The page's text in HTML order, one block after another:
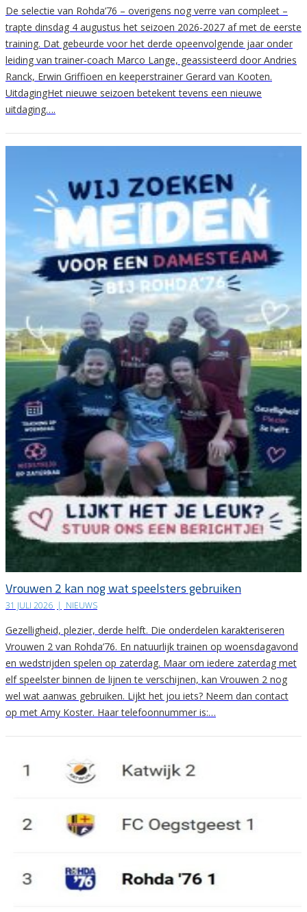
De selectie van Rohda’76 – overigens nog verre van compleet –
trapte dinsdag 4 augustus het seizoen 2026-2027 af met de eerste
training. Dat gebeurde voor het derde opeenvolgende jaar onder
leiding van trainer-coach Marco Lange, geassisteerd door Andries
Ranck, Erwin Griffioen en keeperstrainer Gerard van Kooten.
UitdagingHet nieuwe seizoen betekent tevens een nieuwe
uitdaging….
Vrouwen 2 kan nog wat speelsters gebruiken
31 JULI 2026 | NIEUWS
Gezelligheid, plezier, derde helft. Die onderdelen karakteriseren
Vrouwen 2 van Rohda’76. En natuurlijk trainen op woensdagavond
en wedstrijden spelen op zaterdag. Maar om iedere zaterdag met
elf speelster binnen de lijnen te verschijnen, kan Vrouwen 2 nog
wel wat aanwas gebruiken. Lijkt het jou iets? Neem dan contact
op met Amy Koster. Haar telefoonnummer is:…